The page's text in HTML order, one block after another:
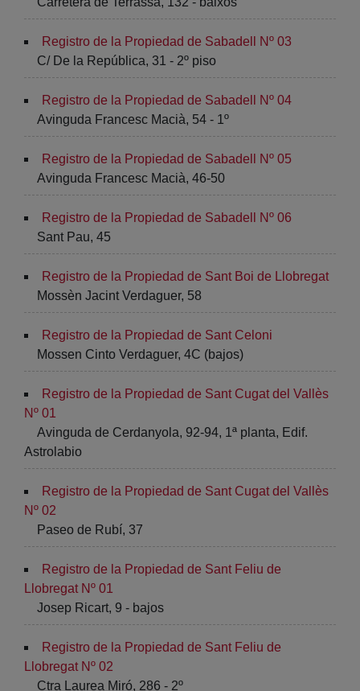
Registro de la Propiedad de Sabadell Nº 03
C/ De la República, 31 - 2º piso
Registro de la Propiedad de Sabadell Nº 04
Avinguda Francesc Macià, 54 - 1º
Registro de la Propiedad de Sabadell Nº 05
Avinguda Francesc Macià, 46-50
Registro de la Propiedad de Sabadell Nº 06
Sant Pau, 45
Registro de la Propiedad de Sant Boi de Llobregat
Mossèn Jacint Verdaguer, 58
Registro de la Propiedad de Sant Celoni
Mossen Cinto Verdaguer, 4C (bajos)
Registro de la Propiedad de Sant Cugat del Vallès
Nº 01
Avinguda de Cerdanyola, 92-94, 1ª planta, Edif.
Astrolabio
Registro de la Propiedad de Sant Cugat del Vallès
Nº 02
Paseo de Rubí, 37
Registro de la Propiedad de Sant Feliu de
Llobregat Nº 01
Josep Ricart, 9 - bajos
Registro de la Propiedad de Sant Feliu de
Llobregat Nº 02
Ctra Laurea Miró, 286 - 2º